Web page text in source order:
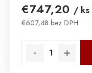
€747,20 / ks
€607,48 bez DPH